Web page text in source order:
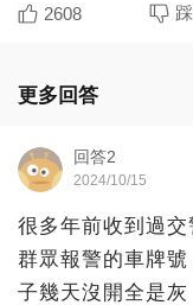
2608 踩
更多回答
回答2
2024/10/15
很多年前收到過交
群眾報警的車牌
子幾天沒開全是